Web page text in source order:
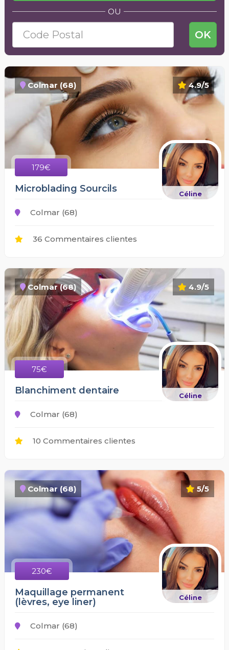
OU
OK
4.9/5
Colmar (68)
179€
Céline
Microblading Sourcils
Colmar (68)
36 Commentaires clientes
4.9/5
Colmar (68)
75€
Céline
Blanchiment dentaire
Colmar (68)
10 Commentaires clientes
5/5
Colmar (68)
230€
Céline
Maquillage permanent
(lèvres, eye liner)
Colmar (68)